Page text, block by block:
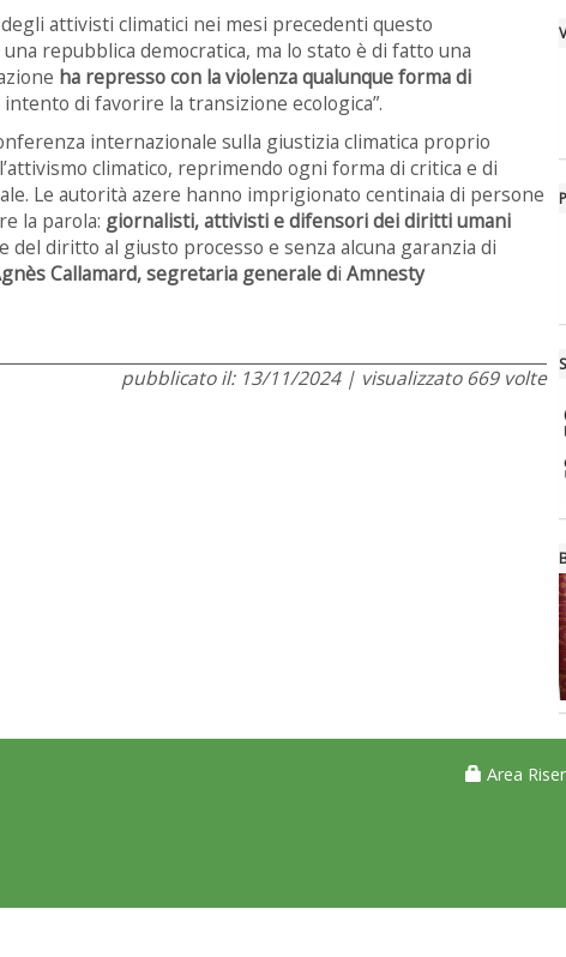
attivisti climatici nei mesi precedenti questo
repubblica democratica, ma lo stato è di fatto una
ha represso con la violenza qualunque forma di
di favorire la transizione ecologica”.
internazionale sulla giustizia climatica proprio
climatico, reprimendo ogni forma di critica e di
Le autorità azere hanno imprigionato centinaia di persone
la parola: giornalisti, attivisti e difensori dei diritti umani
del diritto al giusto processo e senza alcuna garanzia di
Callamard, segretaria generale di Amnesty
pubblicato il: 13/11/2024 | visualizzato 669 volte
Area